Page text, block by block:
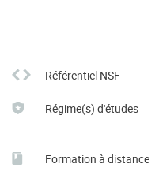
Référentiel NSF
Régime(s) d'études
Formation à distance